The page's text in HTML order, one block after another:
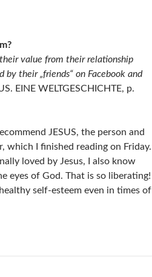
value from their relationship
by their „friends“ on Facebook and
EINE WELTGESCHICHTE, p.
JESUS, the person and
which I finished reading on Friday.
loved by Jesus, I also know
eyes of God. That is so liberating!
self-esteem even in times of